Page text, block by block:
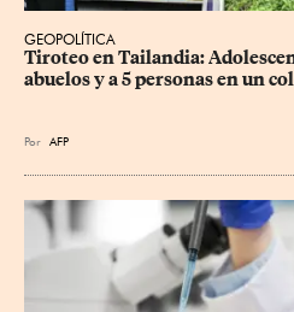
GEOPOLÍTICA
Tiroteo en Tailandia:
abuelos y a 5 personas en un
Por AFP